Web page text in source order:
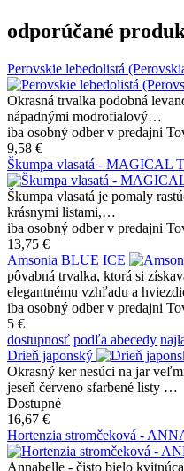
odporúčané
Perovskie lebedolistá
Okrasná trvalka podobná
nápadnými modrofialový…
iba osobný odber v predajni
9,58 €
Škumpa vlasatá - MAGICAL
Škumpa vlasatá je pomaly
krásnymi listami,…
iba osobný odber v predajni
13,75 €
Amsonia BLUE ICE
pôvabná trvalka, ktorá si
elegantnému vzhľadu a
iba osobný odber v predajni
5 €
dostupnosť podľa abecedy
Drieň japonský
Okrasný ker nesúci na jar
jeseň červeno sfarbené listy …
Dostupné
16,67 €
Hortenzia stromčeková -
Annabelle - čisto bielo